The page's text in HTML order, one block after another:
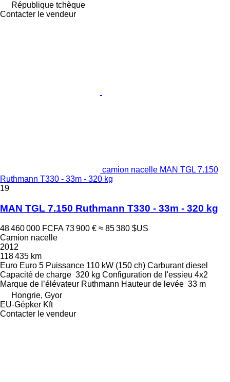
République tchèque
Contacter le vendeur
camion nacelle MAN TGL 7.150
Ruthmann T330 - 33m - 320 kg
19
MAN TGL 7.150 Ruthmann T330 - 33m - 320 kg
48 460 000 FCFA 73 900 € ≈ 85 380 $US
Camion nacelle
2012
118 435 km
Euro Euro 5 Puissance 110 kW (150 ch) Carburant diesel
Capacité de charge 320 kg Configuration de l'essieu 4x2
Marque de l’élévateur Ruthmann Hauteur de levée 33 m
Hongrie, Gyor
EU-Gépker Kft
Contacter le vendeur